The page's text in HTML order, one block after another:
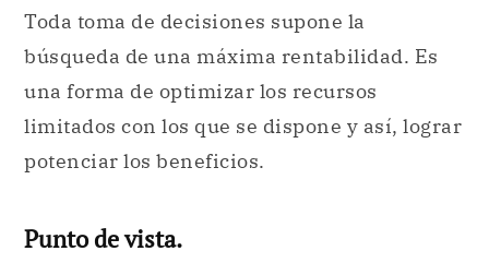
Toda toma de decisiones supone la
búsqueda de una máxima rentabilidad. Es
una forma de optimizar los recursos
limitados con los que se dispone y así, lograr
potenciar los beneficios.
Punto de vista.